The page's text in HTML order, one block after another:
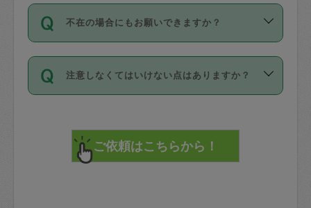
を依頼してください。
参考
【詳細】タスカジさんの登録に際
写真を撮り、
詳細FAQ：
損害賠償保険について教えて
1. 直前キャンセル（定期、スポット契約
共通）
72時間を超える※と、以下のキャンセル
料が発生します。
直前キャンセル料：
72時間前〜24時間前＝依頼料金の50%
「お試し利用」というメニューはありま
せんが、「一回のみ」依頼を活用するこ
とによって、気に入ったタスカジさんを
まず、条件の合う気になるタスカジさ
みてください。
その後、一番気に入ったタスカジさんに
不在の場合にもお願いできますか？
不在の場合の作業はタスカジさんの同意
が必要です。数回の依頼ののち、タスカ
ジさんと依頼者の間で十分な信頼関係が
てください。
不在時に部屋に入るためにタスカジさん
注意しなくてはいけない点はありますか？
で、必ず鍵のかかるロッカーや金庫に入
れて依頼者の責任の元管理するよう心掛
けてください。